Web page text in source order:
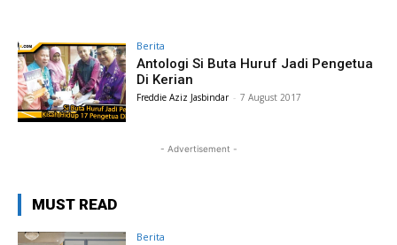
Berita
Antologi Si Buta Huruf Jadi Pengetua
Di Kerian
Freddie Aziz Jasbindar - 7 August 2017
- Advertisement -
MUST READ
Berita